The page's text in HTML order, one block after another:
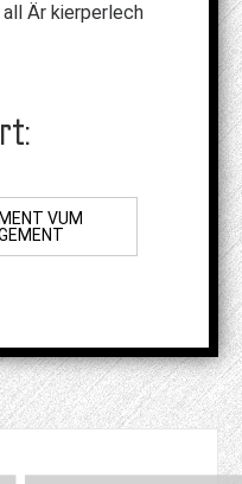
all Är kierperlech
VUM